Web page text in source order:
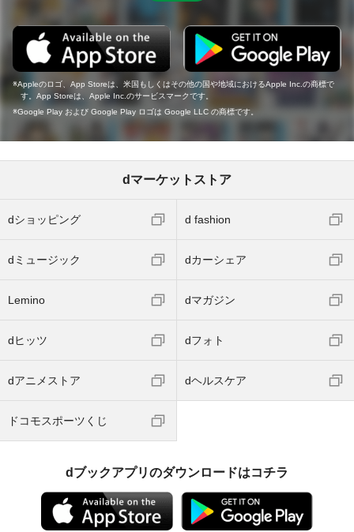
Appleのロゴ、App Storeは、米国もしくはその他の国や地域におけるApple Inc.の商標で
す。App Storeは、Apple Inc.のサービスマークです。
Google Play および Google Play ロゴは Google LLC の商標です。
dマーケットストア
dショッピング d fashion
dミュージック dカーシェア
Lemino dマガジン
dヒッツ dフォト
dアニメストア dヘルスケア
ドコモスポーツくじ
dブックアプリのダウンロードはコチラ